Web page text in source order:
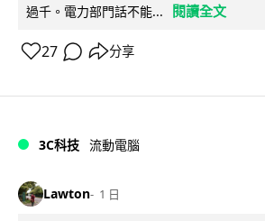
過千。電力部門話不能... 閱讀全文
27 分享
3C科技 流動電腦
Lawton 1 日